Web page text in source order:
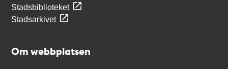
Stadsbiblioteket
Stadsarkivet
Om webbplatsen